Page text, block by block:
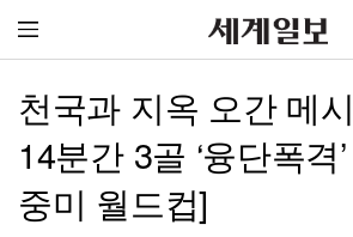
천국과 지옥 오간 메
14분간 3골 ‘융단폭격
중미 월드컵]